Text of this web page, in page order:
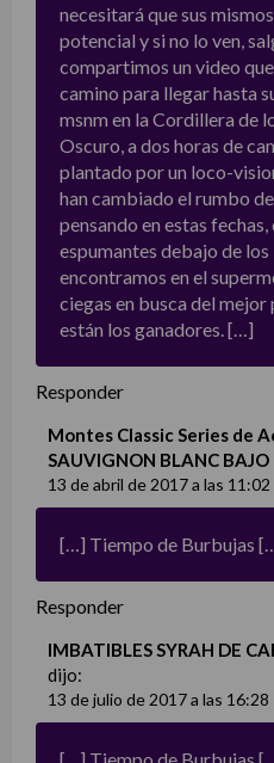
necesitará que sus
potencial y si no lo ven,
compartimos un video
camino para llegar hasta
msnm en la Cordillera de
Oscuro, a dos horas de
plantado por un loco-
han cambiado el rumbo
pensando en estas
espumantes debajo de
encontramos en el
ciegas en busca del
están los ganadores. […]
Responder
Montes Classic Series de
SAUVIGNON BLANC
13 de abril de 2017 a las 11:02
[…] Tiempo de Burbujas
Responder
IMBATIBLES SYRAH DE
dijo:
13 de julio de 2017 a las 16:28
[…] Tiempo de Burbujas